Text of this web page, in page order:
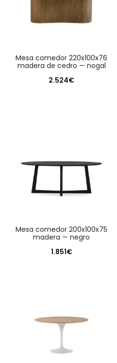
mesa comedor 220x100x76
madera de cedro — nogal
2.524€
mesa comedor 200x100x75
madera — negro
1.851€